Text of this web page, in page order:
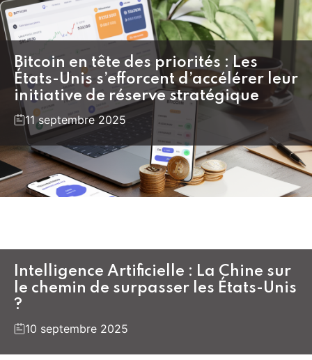
Bitcoin en tête des priorités : Les
États-Unis s’efforcent d’accélérer leur
initiative de réserve stratégique
11 septembre 2025
Intelligence Artificielle : La Chine sur
le chemin de surpasser les États-Unis
?
10 septembre 2025